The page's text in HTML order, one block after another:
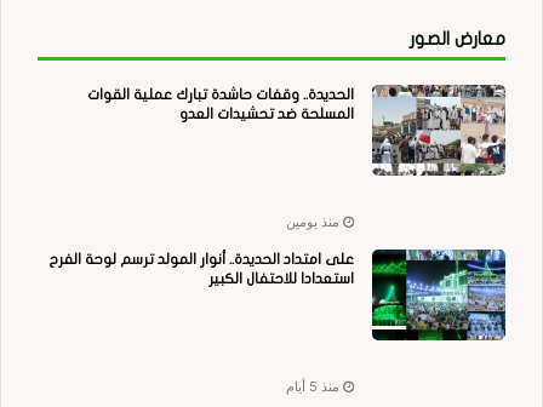
معارض الصور
الحديدة.. وقفات حاشدة تبارك عملية القوات
المسلحة ضد تحشيدات العدو
منذ يومين
على امتداد الحديدة.. أنوار المولد ترسم لوحة الفرح
استعدادا للاحتفال الكبير
منذ 5 أيام